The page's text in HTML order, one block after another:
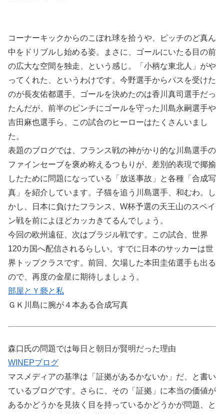
コーナーキックからのこぼれ球を拾うや、ピッチのど真ん
中をドリブルし始める姿。まさに、ゴールにいたる目の前
の広大な空間を独走、という感じ。「小柄な東北人」がや
ってくれた、というわけです。今野選手からパスを受けた
のが長友佑都選手、ゴールを決めたのは香川真司選手だっ
たんだが、前半のピンチにゴールを守った川島永嗣選手や
吉田麻也選手ら、この試合のヒーローはたくさんいまし
た。
表題のブログでは、フランス戦の神がかり的な川島選手の
ファインセーブを褒め称えるつもりが、差別的表現で揶揄
したために問題になっている「放送事故」と各種「合成写
真」を紹介しています。子猫を追う川島選手、和むわ。し
かし、日本に負けたフランス、W杯予選の天王山のスペイ
ン戦を前によほどカッカきてるんでしょう。
今回の欧州遠征、次はブラジル戦です。この試合、世界
120カ国へ配信されるらしい。すでに日本のサッカーは世
界トップクラスです。前回、欠場した本田圭佑選手も出る
ので、再度の金星に期待しましょう。
部屋とＹ褻と私
ＧＫ川島に腕が４本ある合成写真
森口氏の問題では毎日と朝日が賢明だった理由
WINEPブログ
マスメディアの基準は「証拠があるかないか」だ、と書い
ているブログです。さらに、その「証拠」に本当の価値が
あるかどうかを見抜く目を持っているかどうかが問題、と